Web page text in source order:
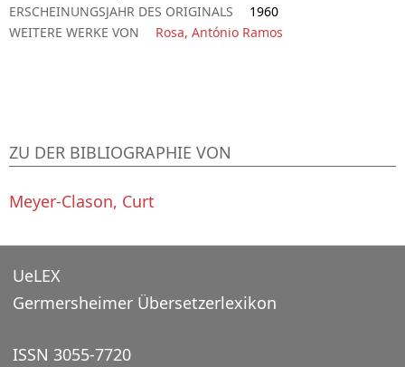
ERSCHEINUNGSJAHR DES ORIGINALS
1960
WEITERE WERKE VON
Rosa, António Ramos
ZU DER BIBLIOGRAPHIE VON
Meyer-Clason, Curt
UeLEX
Germersheimer Übersetzerlexikon
ISSN 3055-7720